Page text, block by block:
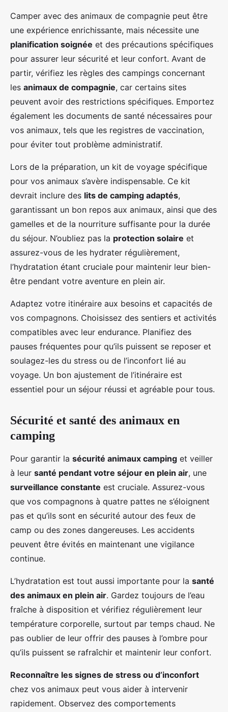
Camper avec des animaux de compagnie peut être
une expérience enrichissante, mais nécessite une
planification soignée et des précautions spécifiques
pour assurer leur sécurité et leur confort. Avant de
partir, vérifiez les règles des campings concernant
les animaux de compagnie, car certains sites
peuvent avoir des restrictions spécifiques. Emportez
également les documents de santé nécessaires pour
vos animaux, tels que les registres de vaccination,
pour éviter tout problème administratif.
Lors de la préparation, un kit de voyage spécifique
pour vos animaux s’avère indispensable. Ce kit
devrait inclure des lits de camping adaptés,
garantissant un bon repos aux animaux, ainsi que des
gamelles et de la nourriture suffisante pour la durée
du séjour. N’oubliez pas la protection solaire et
assurez-vous de les hydrater régulièrement,
l’hydratation étant cruciale pour maintenir leur bien-
être pendant votre aventure en plein air.
Adaptez votre itinéraire aux besoins et capacités de
vos compagnons. Choisissez des sentiers et activités
compatibles avec leur endurance. Planifiez des
pauses fréquentes pour qu’ils puissent se reposer et
soulagez-les du stress ou de l’inconfort lié au
voyage. Un bon ajustement de l’itinéraire est
essentiel pour un séjour réussi et agréable pour tous.
Sécurité et santé des animaux en
camping
Pour garantir la sécurité animaux camping et veiller
à leur santé pendant votre séjour en plein air, une
surveillance constante est cruciale. Assurez-vous
que vos compagnons à quatre pattes ne s’éloignent
pas et qu’ils sont en sécurité autour des feux de
camp ou des zones dangereuses. Les accidents
peuvent être évités en maintenant une vigilance
continue.
L’hydratation est tout aussi importante pour la santé
des animaux en plein air. Gardez toujours de l’eau
fraîche à disposition et vérifiez régulièrement leur
température corporelle, surtout par temps chaud. Ne
pas oublier de leur offrir des pauses à l’ombre pour
qu’ils puissent se rafraîchir et maintenir leur confort.
Reconnaître les signes de stress ou d’inconfort
chez vos animaux peut vous aider à intervenir
rapidement. Observez des comportements